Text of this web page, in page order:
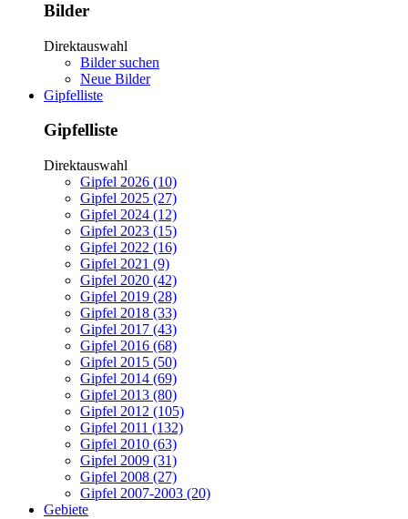
Bilder
Direktauswahl
Bilder suchen
Neue Bilder
Gipfelliste
Gipfelliste
Direktauswahl
Gipfel 2026 (10)
Gipfel 2025 (27)
Gipfel 2024 (12)
Gipfel 2023 (15)
Gipfel 2022 (16)
Gipfel 2021 (9)
Gipfel 2020 (42)
Gipfel 2019 (28)
Gipfel 2018 (33)
Gipfel 2017 (43)
Gipfel 2016 (68)
Gipfel 2015 (50)
Gipfel 2014 (69)
Gipfel 2013 (80)
Gipfel 2012 (105)
Gipfel 2011 (132)
Gipfel 2010 (63)
Gipfel 2009 (31)
Gipfel 2008 (27)
Gipfel 2007-2003 (20)
Gebiete